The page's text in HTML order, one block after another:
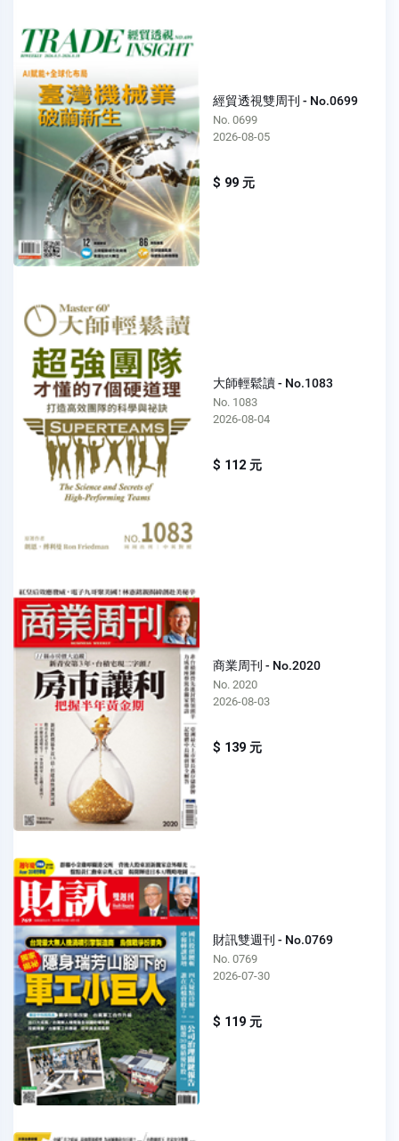
經貿透視雙周刊 - No.0699
No. 0699
2026-08-05
$ 99 元
大師輕鬆讀 - No.1083
No. 1083
2026-08-04
$ 112 元
商業周刊 - No.2020
No. 2020
2026-08-03
$ 139 元
財訊雙週刊 - No.0769
No. 0769
2026-07-30
$ 119 元